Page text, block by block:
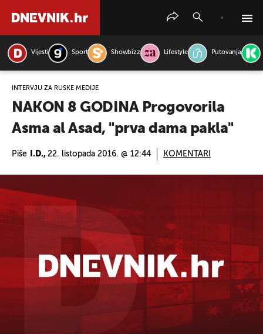
Vijesti Sport Showbizz Lifestyle Putovanja
INTERVJU ZA RUSKE MEDIJE
NAKON 8 GODINA Progovorila
Asma al Asad, "prva dama pakla"
Piše I.D., 22. listopada 2016. @ 12:44 KOMENTARI
PRETRAŽITE VIJESTI